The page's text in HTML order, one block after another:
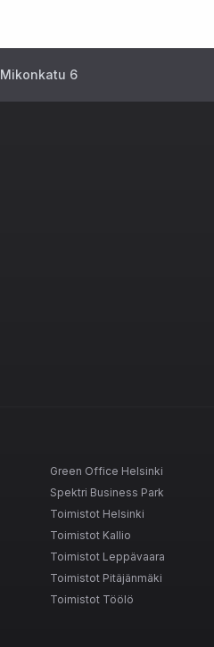
Mikonkatu 6
Green Office Helsinki
Spektri Business Park
Toimistot Helsinki
Toimistot Kallio
Toimistot Leppävaara
Toimistot Pitäjänmäki
Toimistot Töölö